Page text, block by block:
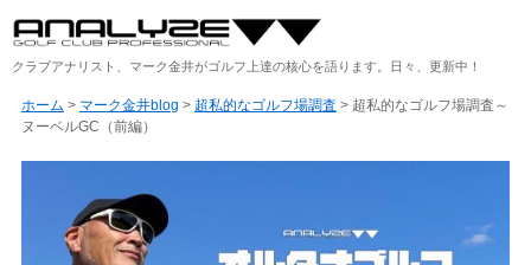
クラブアナリスト、マーク金井がゴルフ上達の核心を語ります。日々、更新中！
ホーム > マーク金井blog > 超私的なゴルフ場調査 > 超私的なゴルフ場調査～
ヌーベルGC（前編）